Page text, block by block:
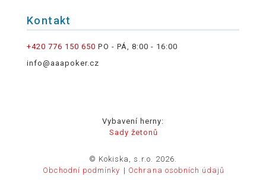
Kontakt
+420 776 150 650 PO - PÁ, 8:00 - 16:00
info@aaapoker.cz
Vybavení herny:
Sady žetonů
© Kokiska, s.r.o. 2026.
Obchodní podmínky
Ochrana osobních údajů